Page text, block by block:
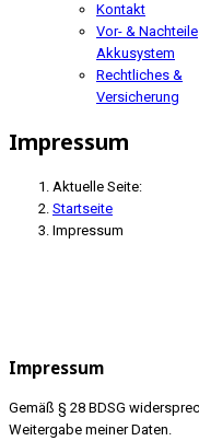
Kontakt
Vor- & Nachteile
Akkusystem
Rechtliches &
Versicherung
Impressum
Aktuelle Seite:
Startseite
Impressum
Impressum
Gemäß § 28 BDSG
Weitergabe meiner Daten.